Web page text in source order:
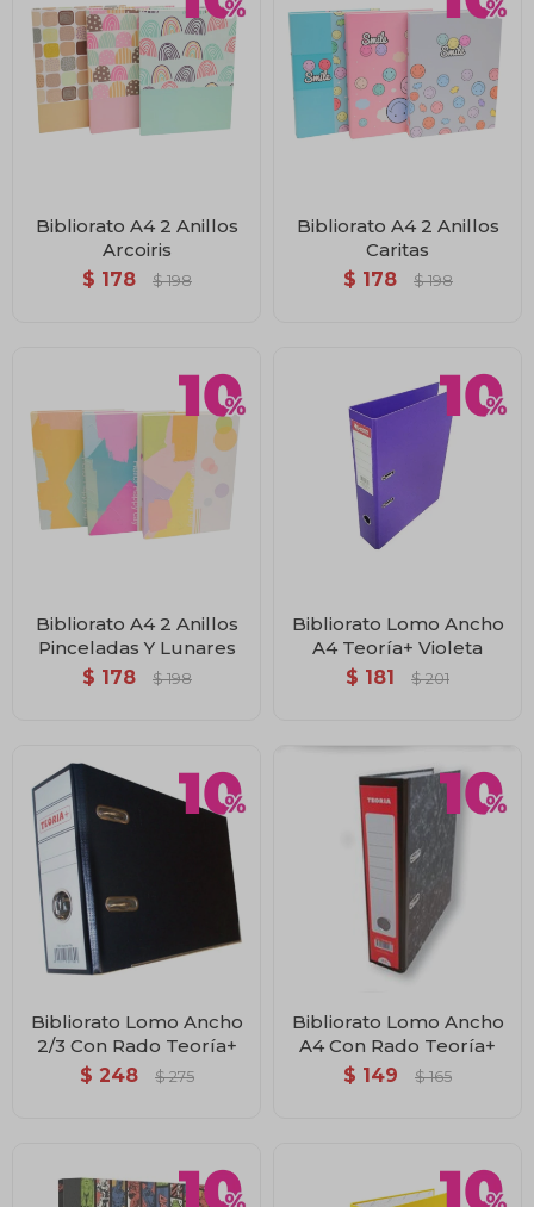
Bibliorato A4 2 Anillos
Arcoiris
$ 178 $ 198
Bibliorato A4 2 Anillos
Caritas
$ 178 $ 198
Bibliorato A4 2 Anillos
Pinceladas Y Lunares
$ 178 $ 198
Bibliorato Lomo Ancho
A4 Teoría+ Violeta
$ 181 $ 201
Bibliorato Lomo Ancho
2/3 Con Rado Teoría+
$ 248 $ 275
Bibliorato Lomo Ancho
A4 Con Rado Teoría+
$ 149 $ 165